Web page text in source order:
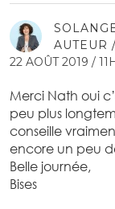
AUTEUR
22 AOÛT 2019 /
Merci Nath oui
peu plus
conseille
encore un peu
Belle journée,
Bises